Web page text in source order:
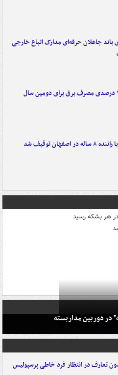
باند جاعلان حرفه‌ای مدارک اتباع خارجی
کاهش ۳ درصدی مصرف برق برای دومین سال
در اصفهان توقیف شد
تعارف در انتظار فرد خاطی پرسپولیس